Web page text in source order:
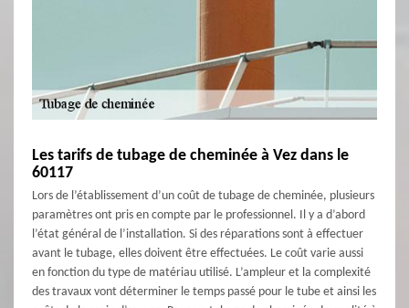
Les tarifs de tubage de cheminée à Vez dans le
60117
Lors de l’établissement d’un coût de tubage de cheminée, plusieurs
paramètres ont pris en compte par le professionnel. Il y a d’abord
l’état général de l’installation. Si des réparations sont à effectuer
avant le tubage, elles doivent être effectuées. Le coût varie aussi
en fonction du type de matériau utilisé. L’ampleur et la complexité
des travaux vont déterminer le temps passé pour le tube et ainsi les